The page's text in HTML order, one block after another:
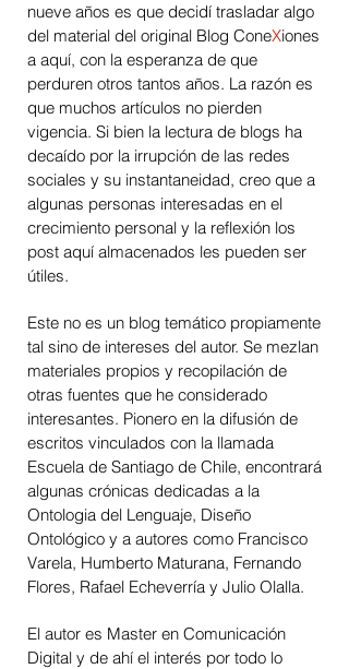
nueve años es que decidí trasladar algo
del material del original Blog ConeXiones
a aquí, con la esperanza de que
perduren otros tantos años. La razón es
que muchos artículos no pierden
vigencia. Si bien la lectura de blogs ha
decaído por la irrupción de las redes
sociales y su instantaneidad, creo que a
algunas personas interesadas en el
crecimiento personal y la reflexión los
post aquí almacenados les pueden ser
útiles.
Este no es un blog temático propiamente
tal sino de intereses del autor. Se mezlan
materiales propios y recopilación de
otras fuentes que he considerado
interesantes. Pionero en la difusión de
escritos vinculados con la llamada
Escuela de Santiago de Chile, encontrará
algunas crónicas dedicadas a la
Ontologia del Lenguaje, Diseño
Ontológico y a autores como Francisco
Varela, Humberto Maturana, Fernando
Flores, Rafael Echeverría y Julio Olalla.
El autor es Master en Comunicación
Digital y de ahí el interés por todo lo